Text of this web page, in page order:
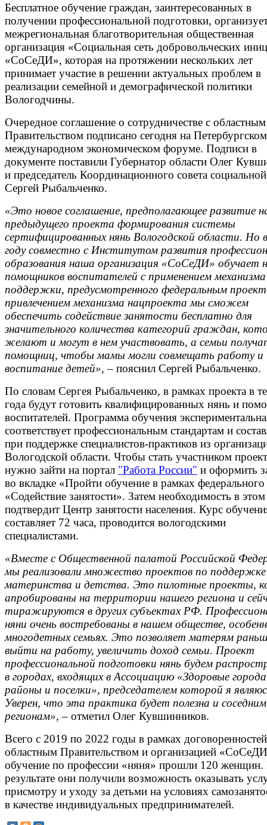
Бесплатное обучение граждан, заинтересованных в
получении профессиональной подготовки,
межрегиональная благотворительная общественная
организация «Социальная сеть добровольческих
«СоСеДИ», которая на протяжении нескольких лет
принимает участие в решении актуальных проблем в
реализации семейной и демографической политики
Вологодчины.
Очередное соглашение о сотрудничестве с областным
Правительством подписано сегодня на Петербургском
международном экономическом форуме. Подписи в
документе поставили Губернатор области Олег
и председатель Координационного совета
Сергей Рыбальченко.
«Это новое соглашение, предполагающее развитие
предыдущего проекта формирования системы
сертифицированных нянь Вологодской области. Но
году совместно с Институтом развития
образования наша организация «СоСеДИ» обучает
помощников воспитателей с применением механизма
поддержки, предусмотренного федеральным
привлечением механизма нацпроекта мы сможем
обеспечить содействие занятости бесплатно для
значительного количества категорий граждан,
желают и могут в нем участвовать, а семьи
помощниц, чтобы мамы могли совмещать работу и
воспитание детей»,– пояснил Сергей Рыбальченко.
По словам Сергея Рыбальченко, в рамках проекта в
года будут готовить квалифицированных нянь и
воспитателей. Программа обучения
соответствует профессиональным стандартам и
при поддержке специалистов-практиков из
Вологодской области. Чтобы стать участником
нужно зайти на портал "Работа России" и оформить
во вкладке «Пройти обучение в рамках федерального
«Содействие занятости». Затем необходимость в этом
подтвердит Центр занятости населения. Курс
составляет 72 часа, проводится вологодскими
специалистами.
«Вместе с Общественной палатой Российской
мы реализовали множество проектов по поддержке
материнства и детства. Это пилотные проекты,
апробированы на территории нашего региона и
тиражируются в других субъектах РФ.
няни очень востребованы в нашем обществе,
многодетных семьях. Это позволяет матерям
выйти на работу, увеличить доход семьи. Проект
профессиональной подготовки нянь будем
в городах, входящих в Ассоциацию «Здоровые
районы и поселки», председателем которой я
Уверен, что эта практика будет полезна и соседним
регионам», – отметил Олег Кувшинников.
Всего с 2019 по 2022 годы в рамках
областным Правительством и организацией
обучение по профессии «няня» прошли 120
результате они получили возможность оказывать
присмотру и уходу за детьми на условиях
в качестве индивидуальных предпринимателей.